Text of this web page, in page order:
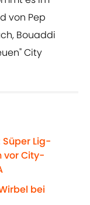
von Pep
Bouaddi
City
Lig-
vor City-
bei